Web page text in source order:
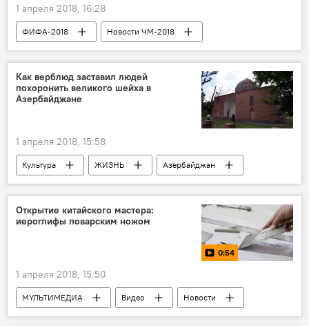
1 апреля 2018, 16:28
ФИФА-2018
Новости ЧМ-2018
ЖИЗНЬ
Спорт
Новости
Новости мира
Россия
Как верблюд заставил людей
похоронить великого шейха в
Азербайджане
1 апреля 2018, 15:58
Культура ЖИЗНЬ
Азербайджан
Новости
верблюд
Шейх
Открытие китайского мастера:
иероглифы поварским ножом
0:54
1 апреля 2018, 15:50
МУЛЬТИМЕДИА Видео
Новости
Новости мира
Мастера своего дела